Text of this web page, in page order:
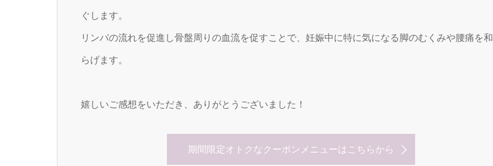
ぐします。
リンパの流れを促進し骨盤周りの血流を促すことで、妊娠中に特に気になる脚のむくみや腰痛を和
らげます。
嬉しいご感想をいただき、ありがとうございました！
期間限定オトクなクーポンメニューはこちらから